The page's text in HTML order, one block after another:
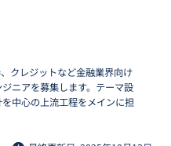
クレジットなど金融業界向け
ニアを募集します。テーマ設
中心の上流工程をメインに担